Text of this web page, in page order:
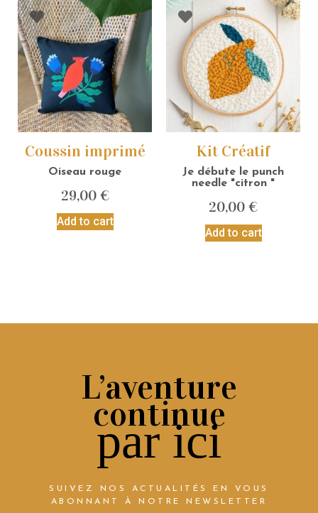
Coussin imprimé
Oiseau rouge
29,00 €
Add to cart
Kit Créatif
Je débute le punch
needle "citron "
20,00 €
Add to cart
L’aventure
continue
par ici
SUIVEZ NOS ACTUALITÉS EN VOUS
ABONNANT À NOTRE NEWSLETTER